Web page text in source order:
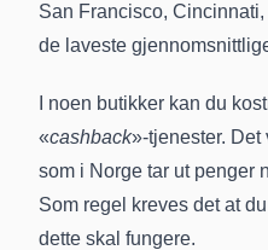
San Francisco,
de laveste
I noen butikker kan du
«cashback»-tjenester. Det
som i Norge tar ut penger
Som regel kreves det at
dette skal fungere.